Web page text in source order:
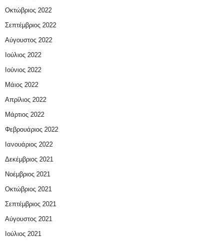
Οκτώβριος 2022
Σεπτέμβριος 2022
Αύγουστος 2022
Ιούλιος 2022
Ιούνιος 2022
Μάιος 2022
Απρίλιος 2022
Μάρτιος 2022
Φεβρουάριος 2022
Ιανουάριος 2022
Δεκέμβριος 2021
Νοέμβριος 2021
Οκτώβριος 2021
Σεπτέμβριος 2021
Αύγουστος 2021
Ιούλιος 2021